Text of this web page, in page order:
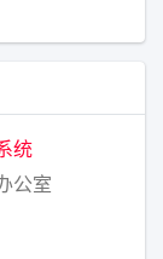
统
公室